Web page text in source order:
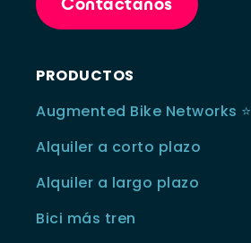
Contáctanos
PRODUCTOS
Augmented Bike Networks ⭐️
Alquiler a corto plazo
Alquiler a largo plazo
Bici más tren